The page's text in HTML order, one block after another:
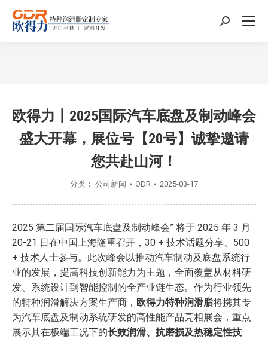
搜
欧得力丨2025国际汽车底盘及制动峰会
盛大开幕，展位号【20号】诚挚邀请
您共赴山河！
分类： 公司新闻 ODR 2025-03-17
2025 第二届国际汽车底盘及制动峰会” 将于 2025 年 3 月
20-21 日在中国上海隆重召开，30 + 技术话题分享、500
+ 技术人士参与。此次峰会以推动汽车制动及底盘系统行
业的发展，提高科技创新能力为主题，全面覆盖从材料研
发、系统设计到智能控制的全产业链生态。作为行业领先
的特种润滑解决方案生产商， 欧得力特种润滑脂将携其专
为汽车底盘及制动系统研发的高性能产品亮相展会，重点
展示其在极端工况下的长效润滑、抗磨损及热稳定性技